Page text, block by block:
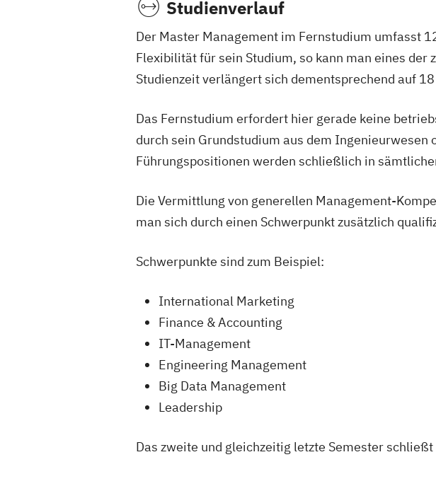
Studienverlauf
Der Master Management im Fernstudium umfasst
Flexibilität für sein Studium, so kann man eines
Studienzeit verlängert sich dementsprechend auf
Das Fernstudium erfordert hier gerade keine
durch sein Grundstudium aus dem
Führungspositionen werden schließlich in
Die Vermittlung von generellen Management-
man sich durch einen Schwerpunkt zusätzlich
Schwerpunkte sind zum Beispiel:
International Marketing
Finance & Accounting
IT-Management
Engineering Management
Big Data Management
Leadership
Das zweite und gleichzeitig letzte Semester